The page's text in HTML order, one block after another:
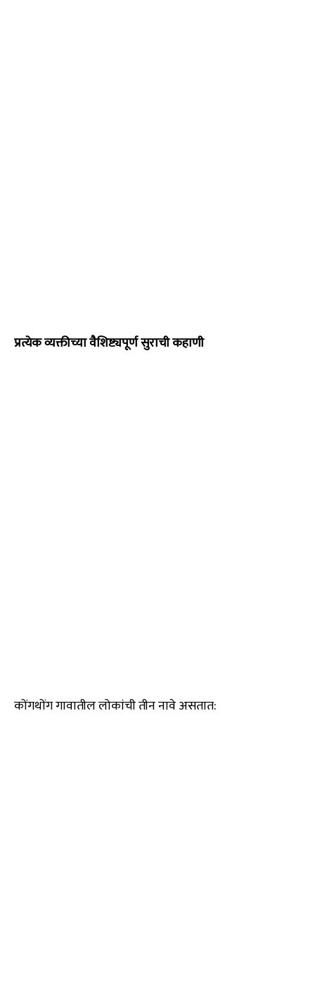
प्रत्येक व्यक्तीच्या वैशिष्ट्यपूर्ण सुराची कहाणी
कोंगथोंग गावातील लोकांची तीन नावे असतात: